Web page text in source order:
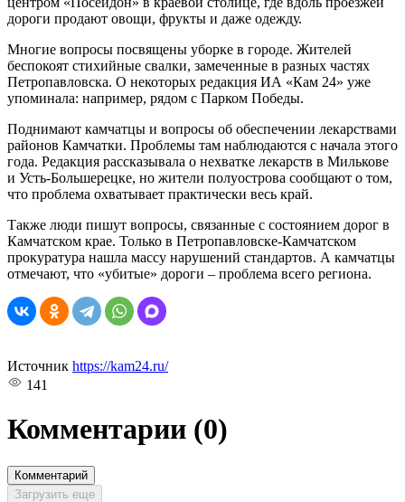
дороги продают овощи, фрукты и даже одежду.
Многие вопросы посвящены уборке в городе. Жителей
беспокоят стихийные свалки, замеченные в разных частях
Петропавловска. О некоторых редакция ИА «Кам 24» уже
упоминала: например, рядом с Парком Победы.
Поднимают камчатцы и вопросы об обеспечении лекарствами
районов Камчатки. Проблемы там наблюдаются с начала этого
года. Редакция рассказывала о нехватке лекарств в Милькове
и Усть-Большерецке, но жители полуострова сообщают о том,
что проблема охватывает практически весь край.
Также люди пишут вопросы, связанные с состоянием дорог в
Камчатском крае. Только в Петропавловске-Камчатском
прокуратура нашла массу нарушений стандартов. А камчатцы
отмечают, что «убитые» дороги – проблема всего региона.
Источник https://kam24.ru/
141
Комментарии (0)
Комментарий
Загрузить еще